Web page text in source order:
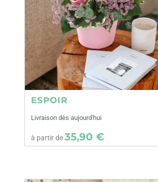
ESPOIR
Livraison dès aujourd'hui
à partir de35,90 €